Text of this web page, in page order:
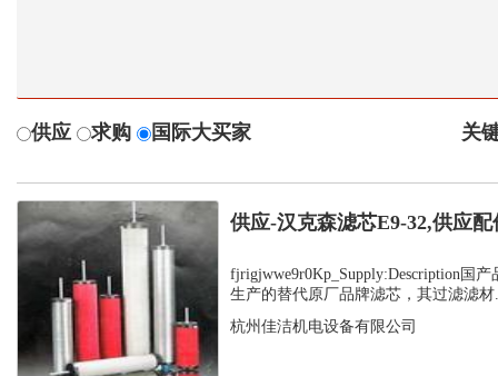
供应 求购 国际大买家 关
供应-汉克森滤芯E9-32,供应配
fjrigjwwe9r0Kp_Supply:Description国
生产的替代原厂品牌滤芯，其过滤滤材
杭州佳洁机电设备有限公司